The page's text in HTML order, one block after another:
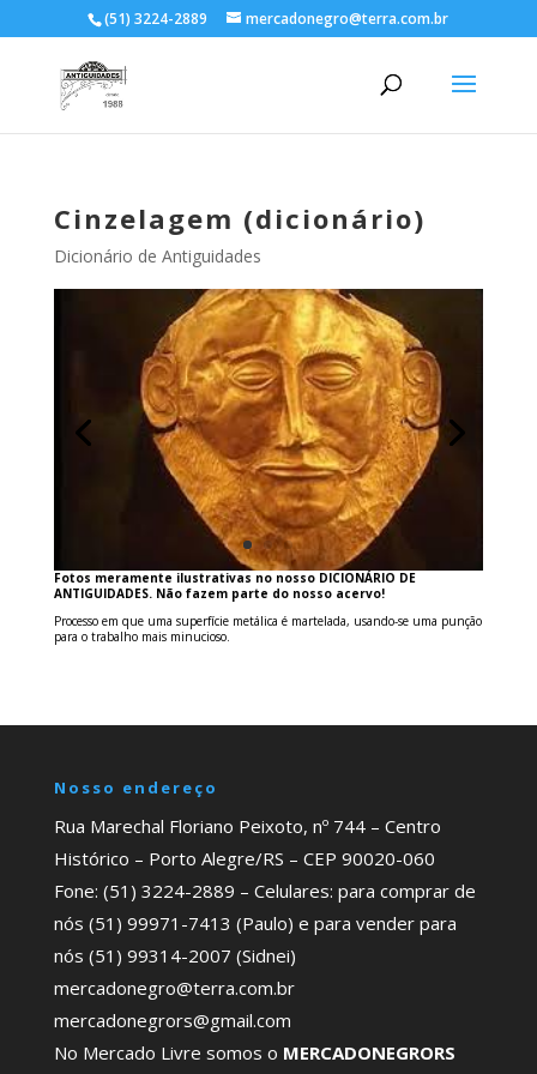
(51) 3224-2889 mercadonegro@terra.com.br
Cinzelagem (dicionário)
Dicionário de Antiguidades
Fotos meramente ilustrativas no nosso DICIONÁRIO DE
ANTIGUIDADES. Não fazem parte do nosso acervo!
Processo em que uma superfície metálica é martelada, usando-se uma punção
para o trabalho mais minucioso.
Nosso endereço
Rua Marechal Floriano Peixoto, nº 744 – Centro
Histórico – Porto Alegre/RS – CEP 90020-060
Fone: (51) 3224-2889 – Celulares: para comprar de
nós (51) 99971-7413 (Paulo) e para vender para
nós (51) 99314-2007 (Sidnei)
mercadonegro@terra.com.br
mercadonegrors@gmail.com
No Mercado Livre somos o MERCADONEGRORS